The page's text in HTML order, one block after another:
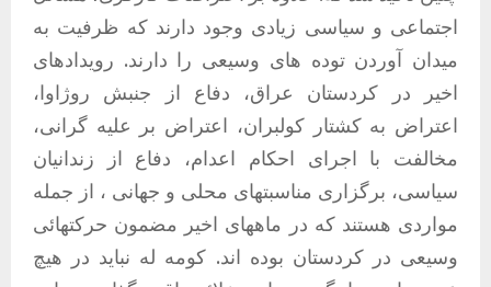
اجتماعی و سیاسی زیادی وجود دارند که ظرفیت به
میدان آوردن توده های وسیعی را دارند. رویدادهای
اخیر در کردستان عراق، دفاع از جنبش روژاوا،
اعتراض به کشتار کولبران، اعتراض بر علیه گرانی،
مخالفت با اجرای احکام اعدام، دفاع از زندانیان
سیاسی، برگزاری مناسبتهای محلی و جهانی ، از جمله
مواردی هستند که در ماههای اخیر مضمون حرکتهائی
وسیعی در کردستان بوده اند. کومه له نباید در هیچ